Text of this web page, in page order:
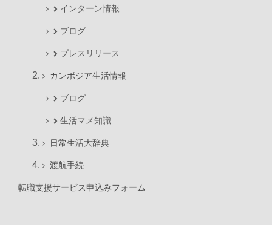
インターン情報
ブログ
プレスリリース
カンボジア生活情報
ブログ
生活マメ知識
日常生活大辞典
渡航手続
転職支援サービス申込みフォーム